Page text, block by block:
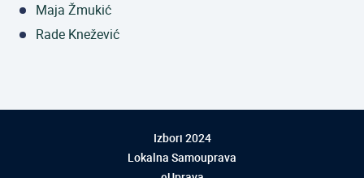
Maja Žmukić
Rade Knežević
Izbori 2024
Lokalna Samouprava